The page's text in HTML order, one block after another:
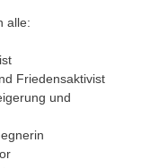
alle:
Friedensaktivist
und